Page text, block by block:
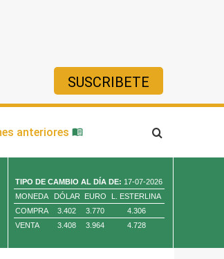
SUSCRIBETE
anteriores
Oro 4,010.80 US $/ Oz. Tr.
TIPO DE CAMBIO AL DÍA DE: 17-07-2026
MONEDA
DÓLAR EURO
L. ESTERLINA
COMPRA
3.402 3.770
4.306
VENTA
3.408 3.964 4.728